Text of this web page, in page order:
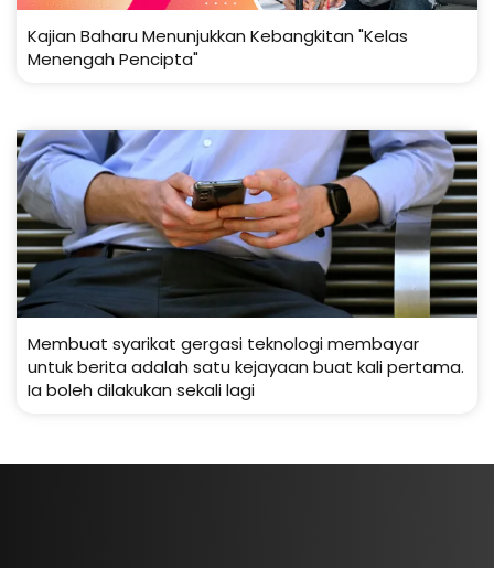
Kajian Baharu Menunjukkan Kebangkitan "Kelas
Menengah Pencipta"
Membuat syarikat gergasi teknologi membayar
untuk berita adalah satu kejayaan buat kali pertama.
Ia boleh dilakukan sekali lagi